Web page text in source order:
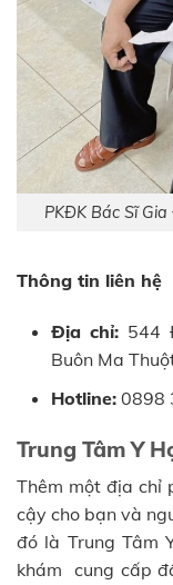
PKĐK Bác Sĩ
Thông tin liên hệ
Địa chỉ: 544
Buôn Ma
Hotline:0898
Trung Tâm Y
Thêm một địa chỉ
cậy cho bạn và
đó là Trung Tâm
khám cung cấp